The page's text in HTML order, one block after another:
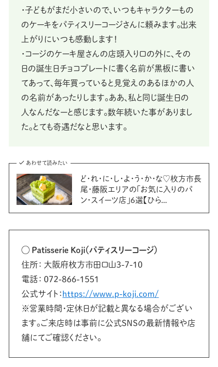
・子どもがまだ小さいので、いつもキャラクターもの
のケーキをパティスリーコージさんに頼みます。出来
上がりにいつも感動します！
・コージのケーキ屋さんの店頭入り口の外に、その
日の誕生日チョコプレートに書く名前が黒板に書い
てあって、毎年買っていると見覚えのあるほかの人
の名前があったりします。ああ、私と同じ誕生日の
人なんだなーと感じます。数年続いた事がありまし
た。とても奇遇だなと思います。
あわせて読みたい
ど・れ・に・し・よ・う・か・な♡枚方市長
尾・藤阪エリアの「お気に入りのパ
ン・スイーツ店」6選【ひら...
◯ Patisserie Koji（パティスリーコージ）
住所： 大阪府枚方市田口山3-7-10
電話： 072-866-1551
公式サイト：https://www.p-koji.com/
※営業時間・定休日が記載と異なる場合がござい
ます。ご来店時は事前に公式SNSの最新情報や店
舗にてご確認ください。